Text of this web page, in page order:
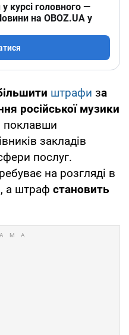
курсі головного —
на OBOZ.UA у
штрафи за
російської музики
поклавши
закладів
послуг.
на розгляді в
а штраф становить